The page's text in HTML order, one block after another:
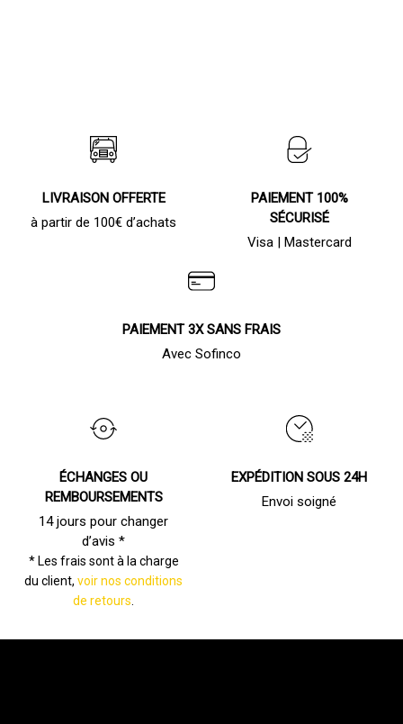
LIVRAISON OFFERTE
à partir de 100€ d’achats
PAIEMENT 100%
SÉCURISÉ
Visa | Mastercard
PAIEMENT 3X SANS FRAIS
Avec Sofinco
ÉCHANGES OU
REMBOURSEMENTS
14 jours pour changer
d’avis *
* Les frais sont à la charge
du client,voir nos conditions
de retours
EXPÉDITION SOUS 24H
Envoi soigné